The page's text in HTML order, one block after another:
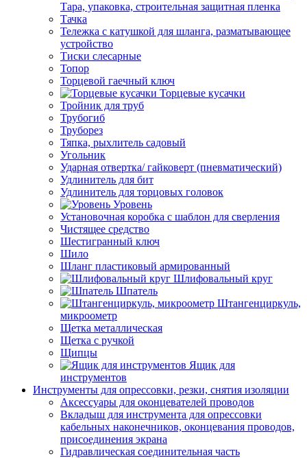
Тара, упаковка, строительная защитная пленка
Тачка
Тележка с катушкой для шланга, разматывающее
устройство
Тиски слесарные
Топор
Торцевой гаечный ключ
Торцевые кусачки
Тройник для труб
Трубогиб
Труборез
Тяпка, рыхлитель садовый
Угольник
Ударная отвертка/ гайковерт (пневматический)
Удлинитель для бит
Удлинитель для торцовых головок
Уровень
Установочная коробка с шаблон для сверления
Чистящее средство
Шестигранный ключ
Шило
Шланг пластиковый армированный
Шлифовальный круг
Шпатель
Штангенциркуль,
микроометр
Щетка металлическая
Щетка с ручкой
Щипцы
Ящик для
инструментов
Инструменты для опрессовки, резки, снятия изоляции
Аксессуары для оконцевателей проводов
Вкладыш для инструмента для опрессовки
кабельных наконечников, оконцевания проводов,
присоединения экрана
Гидравлическая соединительная часть